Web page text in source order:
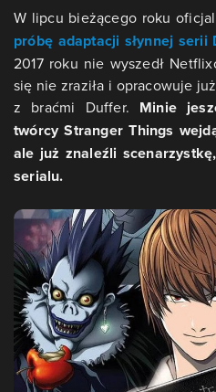
W lipcu bieżącego roku
próbę adaptacji słynnej serii
2017 roku nie wyszedł
się nie zraziła i opracowuje
z braćmi Duffer. Minie
twórcy Stranger Things
ale już znaleźli
serialu.